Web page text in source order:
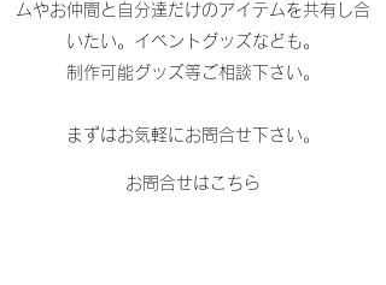
ムやお仲間と自分達だけのアイテムを共有し合
いたい。イベントグッズなども。
制作可能グッズ等ご相談下さい。
まずはお気軽にお問合せ下さい​。
お問合せはこちら